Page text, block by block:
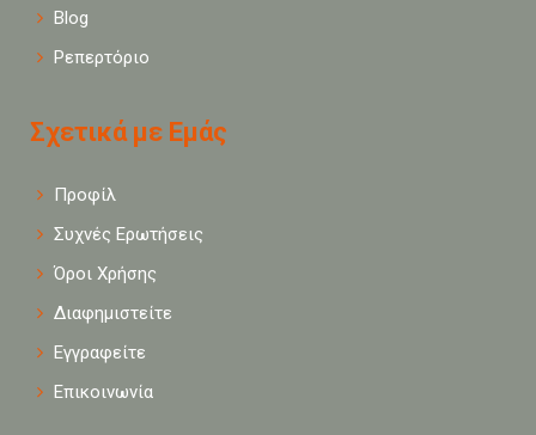
Blog
Ρεπερτόριο
Σχετικά με Εμάς
Προφίλ
Συχνές Ερωτήσεις
Όροι Χρήσης
Διαφημιστείτε
Εγγραφείτε
Επικοινωνία